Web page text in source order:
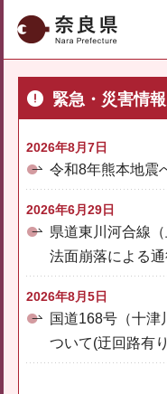
奈良県
緊急・災害情報
2026年8月7日
令和8年熊本地震
2026年6月29日
県道東川河合線
法面崩落による
2026年8月5日
国道168号（十津
ついて(迂回路有